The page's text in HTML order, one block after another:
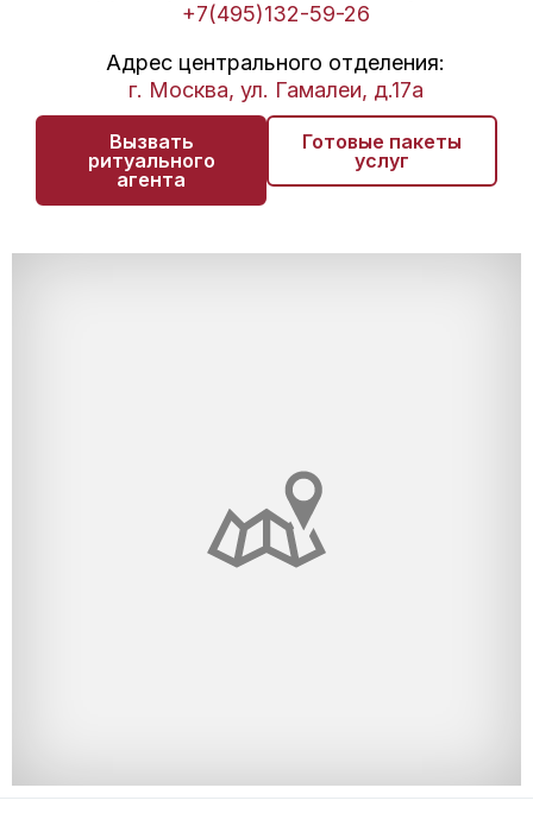
+7(495)132-59-26
Адрес центрального отделения:
г. Москва, ул. Гамалеи, д.17а
Вызвать
ритуального
агента
Готовые пакеты
услуг